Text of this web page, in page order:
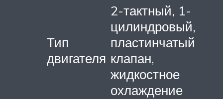
Тип
двигателя
2-тактный, 1-
цилиндровый,
пластинчатый
клапан,
жидкостное
охлаждение